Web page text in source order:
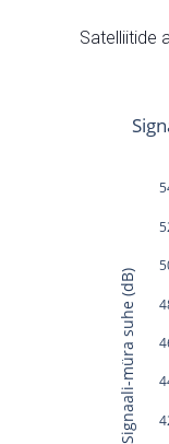
Satelliitide